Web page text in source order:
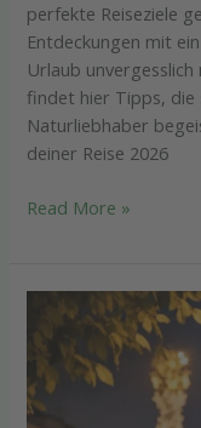
perfekte Reiseziele
Entdeckungen mit
Urlaub
findet hier Tipps, die
Naturliebhaber
deiner Reise 2026
Read More »
Linz,
der